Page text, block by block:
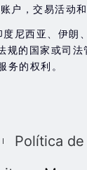
，交易活动
尼西亚、伊朗
的国家或司
的权利。
Política